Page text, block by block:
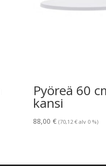
Pyöreä 60
kansi
88,00 € (70,12 €alv 0 %)